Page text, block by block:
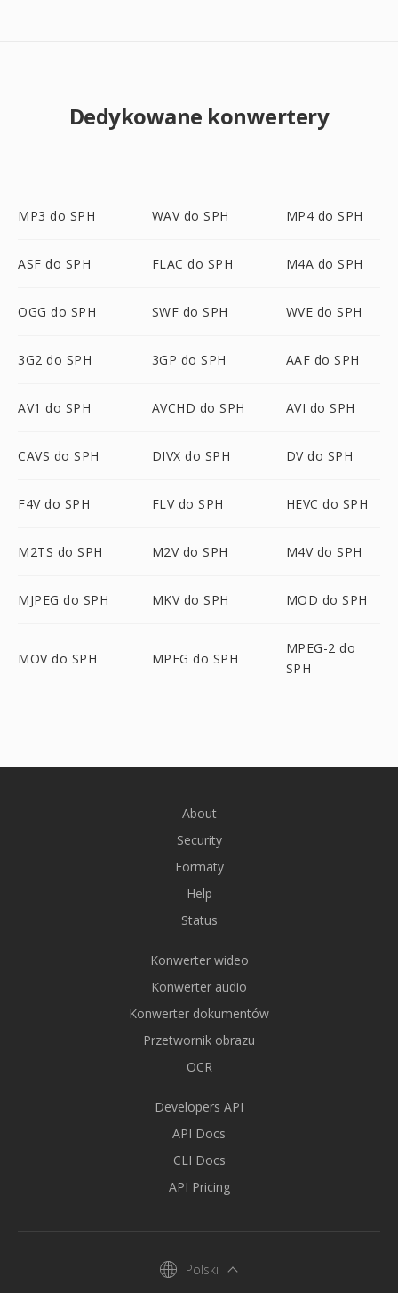
Dedykowane konwertery
MP3 do SPH WAV do SPH MP4 do SPH
ASF do SPH FLAC do SPH M4A do SPH
OGG do SPH SWF do SPH WVE do SPH
3G2 do SPH 3GP do SPH AAF do SPH
AV1 do SPH AVCHD do SPH AVI do SPH
CAVS do SPH DIVX do SPH DV do SPH
F4V do SPH FLV do SPH HEVC do SPH
M2TS do SPH M2V do SPH M4V do SPH
MJPEG do SPH MKV do SPH MOD do SPH
MOV do SPH MPEG do SPH
MPEG-2 do
SPH
About
Security
Formaty
Help
Status
Konwerter wideo
Konwerter audio
Konwerter dokumentów
Przetwornik obrazu
OCR
Developers API
API Docs
CLI Docs
API Pricing
Polski